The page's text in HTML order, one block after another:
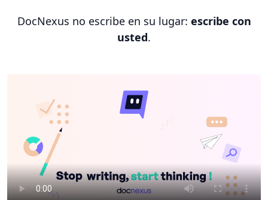
DocNexus no escribe en su lugar: escribe con
usted.